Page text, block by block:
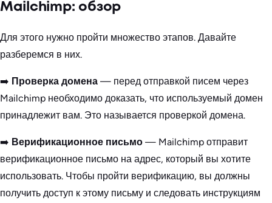
Mailchimp: обзор
Для этого нужно пройти множество этапов. Давайте
разберемся в них.
➡️ Проверка домена — перед отправкой писем через
Mailchimp необходимо доказать, что используемый домен
принадлежит вам. Это называется проверкой домена.
➡️ Верификационное письмо — Mailchimp отправит
верификационное письмо на адрес, который вы хотите
использовать. Чтобы пройти верификацию, вы должны
получить доступ к этому письму и следовать инструкциям